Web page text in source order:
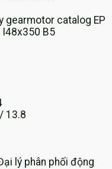
gearmotor catalog EP
I48x350 B5
13.8
lý phân phối động